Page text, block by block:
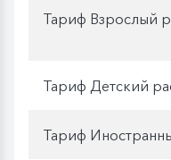
Тариф Взрослый
Тариф Детский
Тариф